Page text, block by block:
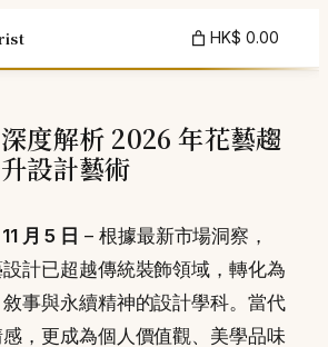
HK$ 0.00
度解析 2026 年花藝趨
設計藝術
月 5 日 – 根據最新市場洞察，
計已超越傳統裝飾領域，轉化為
事與永續精神的設計學科。當代
，更成為個人價值觀、美學品味